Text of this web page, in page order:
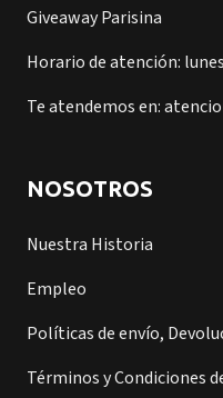
Giveaway Parisina
Horario de atención:
Te atendemos en:
NOSOTROS
Nuestra Historia
Empleo
Políticas de envío,
Términos y Condiciones